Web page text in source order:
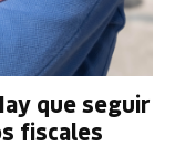
que seguir
fiscales